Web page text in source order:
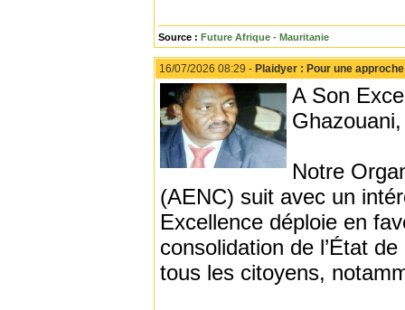
Source : Future Afrique - Mauritanie
16/07/2026 08:29 - Plaidyer : Pour une
A Son
Notre
(AENC) suit avec un
Excellence déploie en
consolidation de l’État
tous les citoyens,